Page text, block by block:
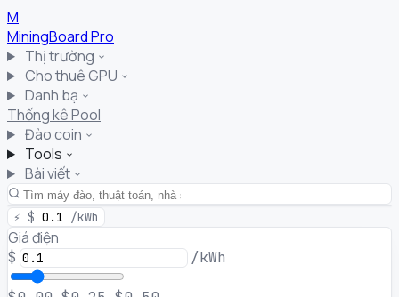
M
MiningBoardPro
Thị trường
Cho thuê GPU
Danh bạ
Thống kê Pool
Đào coin
Tools
Bài viết
⚡ $ 0.1 /kWh
Giá điện
$ /kWh